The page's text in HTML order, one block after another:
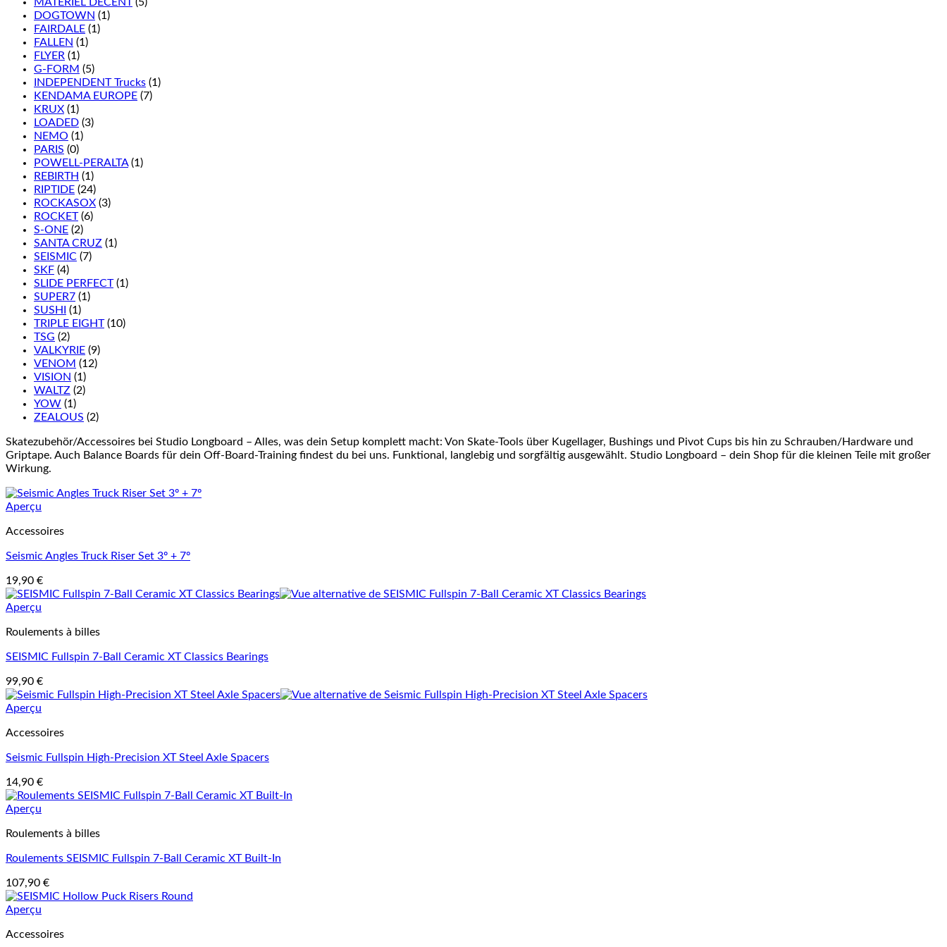
DOGTOWN (1)
FAIRDALE (1)
FALLEN (1)
FLYER (1)
G-FORM (5)
INDEPENDENT Trucks (1)
KENDAMA EUROPE (7)
KRUX (1)
LOADED (3)
NEMO (1)
PARIS (0)
POWELL-PERALTA (1)
REBIRTH (1)
RIPTIDE (24)
ROCKASOX (3)
ROCKET (6)
S-ONE (2)
SANTA CRUZ (1)
SEISMIC (7)
SKF (4)
SLIDE PERFECT (1)
SUPER7 (1)
SUSHI
(1)
TRIPLE EIGHT (10)
TSG (2)
VALKYRIE (9)
VENOM (12)
VISION (1)
WALTZ (2)
YOW (1)
ZEALOUS (2)
Skatezubehör/Accessoires bei Studio Longboard – Alles, was dein Setup komplett macht: Von Skate-Tools über Kugellager, Bushings und Pivot Cups bis hin zu Schrauben/Hardware und
Griptape. Auch Balance Boards für dein Off-Board-Training findest du bei uns. Funktional, langlebig und sorgfältig ausgewählt. Studio Longboard – dein Shop für die kleinen Teile mit großer
Wirkung.
Aperçu
Accessoires
Seismic Angles Truck Riser Set 3º + 7º
19,90 €
Aperçu
Roulements à billes
SEISMIC Fullspin 7-Ball Ceramic XT Classics Bearings
99,90 €
Aperçu
Accessoires
Seismic Fullspin High-Precision XT Steel Axle Spacers
14,90 €
Aperçu
Roulements à billes
Roulements SEISMIC Fullspin 7-Ball Ceramic XT Built-In
107,90 €
Aperçu
Accessoires